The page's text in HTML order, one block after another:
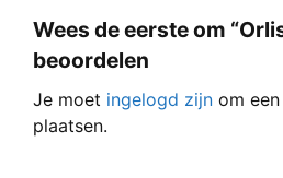
Wees de eerste om
beoordelen
Je moet ingelogd zijn om
plaatsen.